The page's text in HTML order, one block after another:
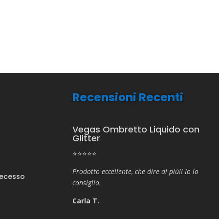
Recensioni Recenti
Vegas Ombretto Liquido con
Glitter
⭐⭐⭐⭐⭐
Prodotto eccellente, che dire di più!! Io lo
consiglio.
Carla T.